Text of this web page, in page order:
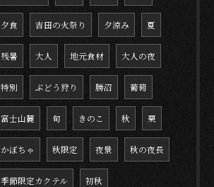
夕食 吉田の火祭り 夕涼み 夏
残暑 大人 地元食材 大人の夜
特別 ぶどう狩り 勝沼 葡萄
富士山麓 旬 きのこ 秋 栗
かぼちゃ 秋限定 夜景 秋の夜長
季節限定カクテル 初秋